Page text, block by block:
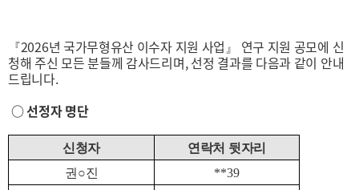
『2026년 국가무형유산 이수자 지원 사업』 연구 지원 공모에 신
청해 주신 모든 분들께 감사드리며, 선정 결과를 다음과 같이 안내
드립니다.
○ 선정자 명단
신청자
연락처 뒷자리
권 ○진
**39